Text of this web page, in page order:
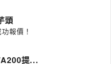
頭
功報價！
提...